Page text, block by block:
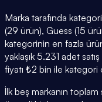
Marka tarafında
(29 ürün), Guess (15
kategorinin en fazla
yaklaşık 5.231 adet
fiyatı ₺2 bin ile kategori
İlk beş markanın